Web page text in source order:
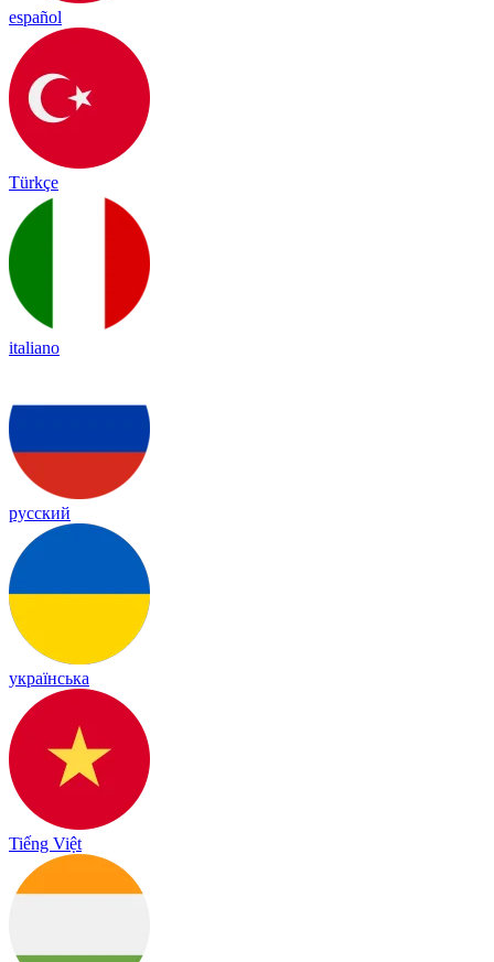
español
Türkçe
italiano
русский
українська
Tiếng Việt